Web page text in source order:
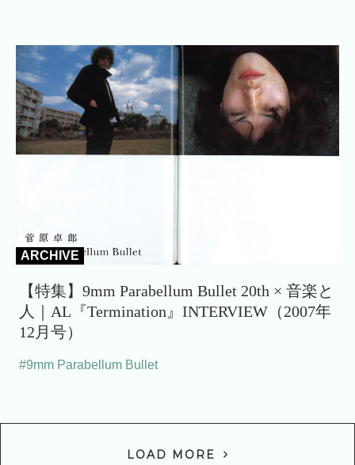
ARCHIVE
【特集】9mm Parabellum Bullet 20th × 音楽と
人｜AL『Termination』INTERVIEW（2007年
12月号）
#9mm Parabellum Bullet
LOAD MORE